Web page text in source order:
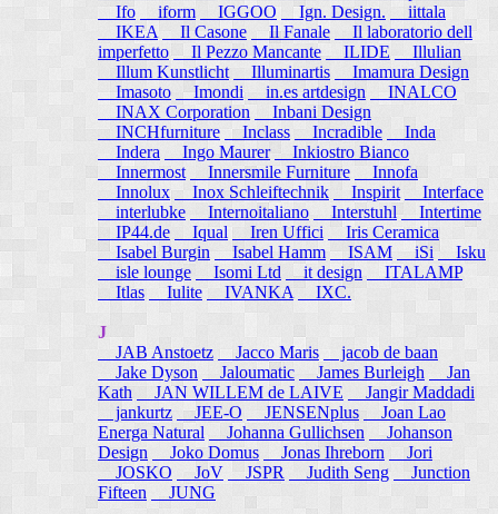
Ifo
iform IGGOO Ign. Design.
iittala
IKEA
Il Casone Il Fanale
Il laboratorio dell
imperfetto
Il Pezzo Mancante ILIDE
Illulian
Illum Kunstlicht
Illuminartis
Imamura Design
Imasoto
Imondi in.es artdesign
INALCO
INAX Corporation
Inbani Design
INCHfurniture
Inclass Incradible
Inda
Indera
Ingo Maurer
Inkiostro Bianco
Innermost
Innersmile Furniture
Innofa
Innolux
Inox Schleiftechnik Inspirit
Interface
interlubke
Internoitaliano Interstuhl
Intertime
IP44.de
Iqual Iren Uffici
Iris Ceramica
Isabel Burgin
Isabel Hamm ISAM iSi Isku
isle lounge
Isomi Ltd it design
ITALAMP
Itlas
Iulite IVANKA IXC.
J
JAB Anstoetz
Jacco Maris
jacob de baan
Jake Dyson
Jaloumatic James Burleigh
Jan
Kath
JAN WILLEM de LAIVE
Jangir Maddadi
jankurtz JEE-O JENSENplus
Joan Lao
Energa Natural
Johanna Gullichsen
Johanson
Design
Joko Domus Jonas Ihreborn
Jori
JOSKO
JoV JSPR Judith Seng
Junction
Fifteen
JUNG